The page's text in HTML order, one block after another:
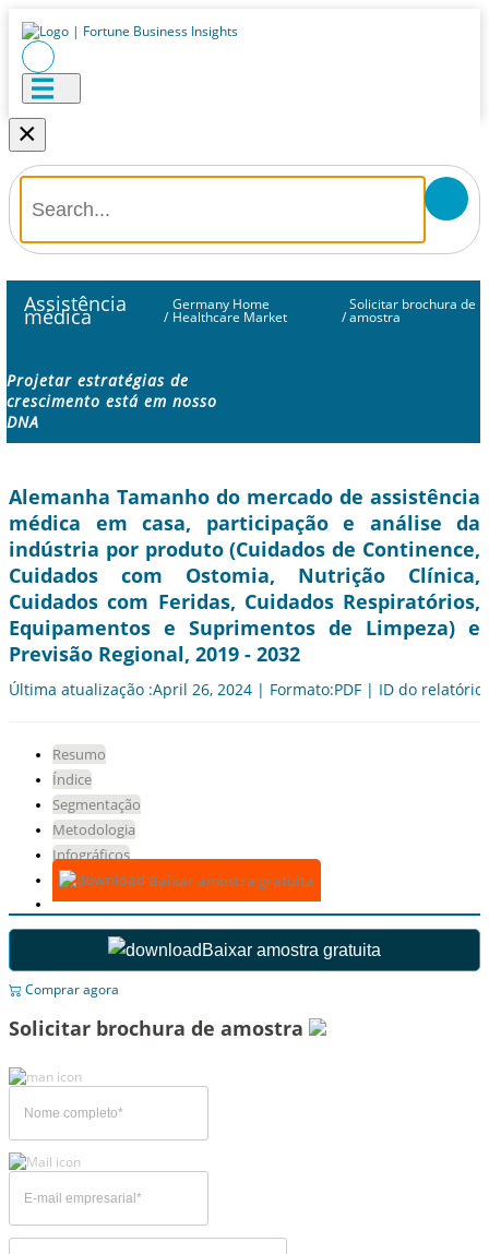
×
Assistência
médica /
Germany Home
Healthcare Market /
Solicitar brochura de
amostra
Projetar estratégias de
crescimento está em nosso
DNA
Alemanha Tamanho do mercado de assistência
médica em casa, participação e análise da
indústria por produto (Cuidados de Continence,
Cuidados com Ostomia, Nutrição Clínica,
Cuidados com Feridas, Cuidados Respiratórios,
Equipamentos e Suprimentos de Limpeza) e
Previsão Regional, 2019 - 2032
Última atualização :April 26, 2024 | Formato:PDF | ID do
Resumo
Índice
Segmentação
Metodologia
Infográficos
Baixar amostra gratuita
Baixar amostra gratuita
Comprar agora
Solicitar brochura de amostra